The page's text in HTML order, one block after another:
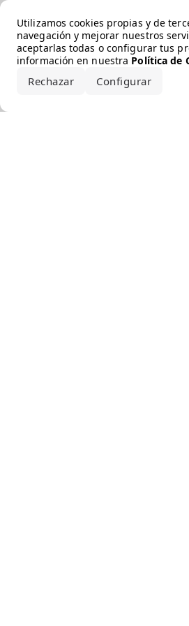
Utilizamos cookies propias y de
navegación y mejorar nuestros
aceptarlas todas o configurar tus
información en nuestra Política de
Rechazar Configurar
Error loading